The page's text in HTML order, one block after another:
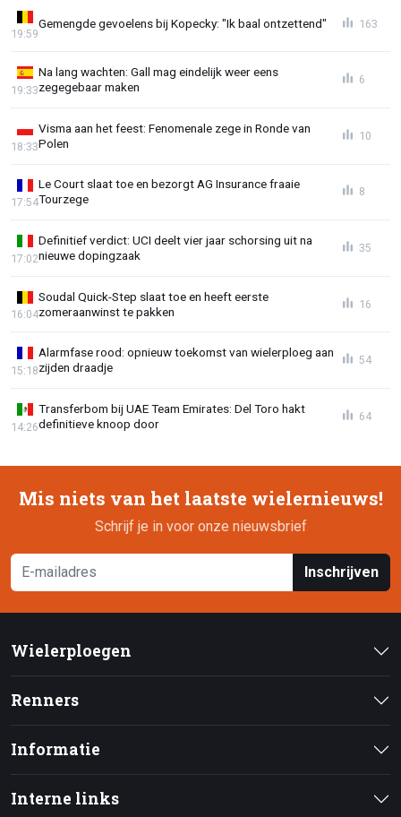
Gemengde gevoelens bij Kopecky: "Ik baal ontzettend"
19:59
163
Na lang wachten: Gall mag eindelijk weer eens
zegegebaar maken
19:33
6
Visma aan het feest: Fenomenale zege in Ronde van
Polen
18:33
10
Le Court slaat toe en bezorgt AG Insurance fraaie
Tourzege
17:54
8
Definitief verdict: UCI deelt vier jaar schorsing uit na
nieuwe dopingzaak
17:02
35
Soudal Quick-Step slaat toe en heeft eerste
zomeraanwinst te pakken
16:04
16
Alarmfase rood: opnieuw toekomst van wielerploeg aan
zijden draadje
15:18
54
Transferbom bij UAE Team Emirates: Del Toro hakt
definitieve knoop door
14:26
64
Mis niets van het laatste wielernieuws!
Schrijf je in voor onze nieuwsbrief
Inschrijven
Wielerploegen
Renners
Informatie
Interne links